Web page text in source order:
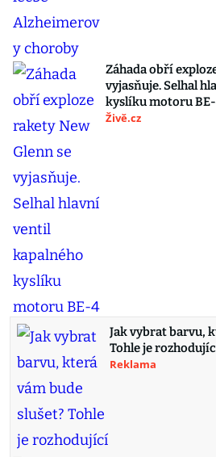
Záhada obří
vyjasňuje. Selhal
kyslíku motoru
Živě.cz
Jak vybrat barvu,
Tohle je
Reklama